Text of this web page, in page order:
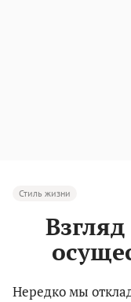
Стиль жизни
Нередко мы